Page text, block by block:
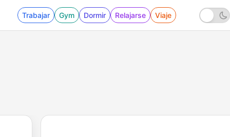
Trabajar Gym Dormir Relajarse Viaje